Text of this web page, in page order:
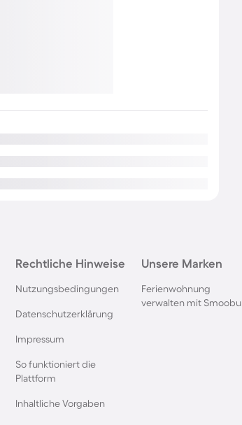
Rechtliche Hinweise
Nutzungsbedingungen
Datenschutzerklärung
Impressum
So funktioniert die
Plattform
Inhaltliche Vorgaben
Unsere Marken
Ferienwohnung
verwalten mit Smoobu